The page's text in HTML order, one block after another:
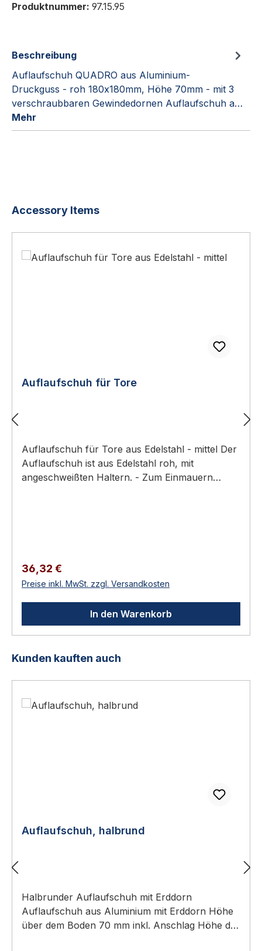
Produktnummer: 97.15.95
Beschreibung
Auflaufschuh QUADRO aus Aluminium-
Druckguss - roh 180x180mm, Höhe 70mm - mit 3
verschraubbaren Gewindedornen Auflaufschuh a…
Mehr
Produktgalerie überspringen
Accessory Items
Auflaufschuh für Tore
Auflaufschuh für Tore aus Edelstahl - mittel Der
Auflaufschuh ist aus Edelstahl roh, mit
angeschweißten Haltern. - Zum Einmauern
📖 Ratgeber zum Thema Sie finden im
Türbeschläge Ratgeber 2026 eine ausführliche
Anleitung mit Normen, Auswahlhilfen und
Wartungs-Tipps.
Regulärer Preis:
36,32 €
Preise inkl. MwSt. zzgl. Versandkosten
In den Warenkorb
Produktgalerie überspringen
Kunden kauften auch
Auflaufschuh, halbrund
Halbrunder Auflaufschuh mit Erddorn
Auflaufschuh aus Aluminium mit Erddorn Höhe
über dem Boden 70 mm inkl. Anschlag Höhe des